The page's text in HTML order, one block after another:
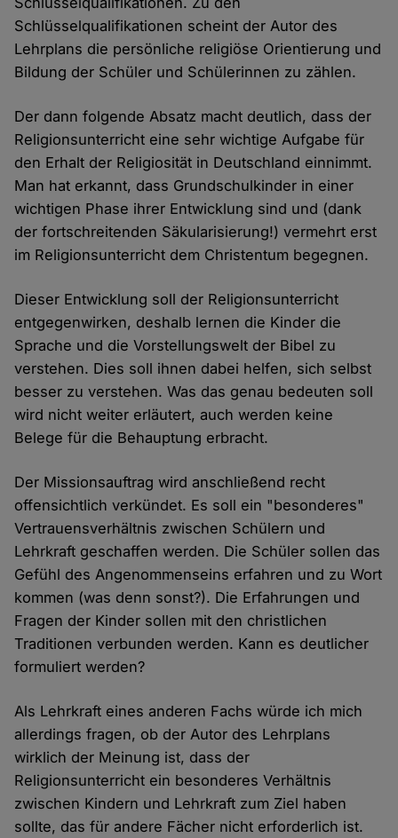
Schlüsselqualifikationen scheint der Autor des
Lehrplans die persönliche religiöse Orientierung und
Bildung der Schüler und Schülerinnen zu zählen.
Der dann folgende Absatz macht deutlich, dass der
Religionsunterricht eine sehr wichtige Aufgabe für
den Erhalt der Religiosität in Deutschland einnimmt.
Man hat erkannt, dass Grundschulkinder in einer
wichtigen Phase ihrer Entwicklung sind und (dank
der fortschreitenden Säkularisierung!) vermehrt erst
im Religionsunterricht dem Christentum begegnen.
Dieser Entwicklung soll der Religionsunterricht
entgegenwirken, deshalb lernen die Kinder die
Sprache und die Vorstellungswelt der Bibel zu
verstehen. Dies soll ihnen dabei helfen, sich selbst
besser zu verstehen. Was das genau bedeuten soll
wird nicht weiter erläutert, auch werden keine
Belege für die Behauptung erbracht.
Der Missionsauftrag wird anschließend recht
offensichtlich verkündet. Es soll ein "besonderes"
Vertrauensverhältnis zwischen Schülern und
Lehrkraft geschaffen werden. Die Schüler sollen das
Gefühl des Angenommenseins erfahren und zu Wort
kommen (was denn sonst?). Die Erfahrungen und
Fragen der Kinder sollen mit den christlichen
Traditionen verbunden werden. Kann es deutlicher
formuliert werden?
Als Lehrkraft eines anderen Fachs würde ich mich
allerdings fragen, ob der Autor des Lehrplans
wirklich der Meinung ist, dass der
Religionsunterricht ein besonderes Verhältnis
zwischen Kindern und Lehrkraft zum Ziel haben
sollte, das für andere Fächer nicht erforderlich ist.